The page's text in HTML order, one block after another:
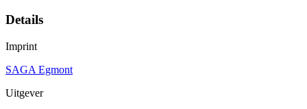
Details
Imprint
SAGA Egmont
Uitgever